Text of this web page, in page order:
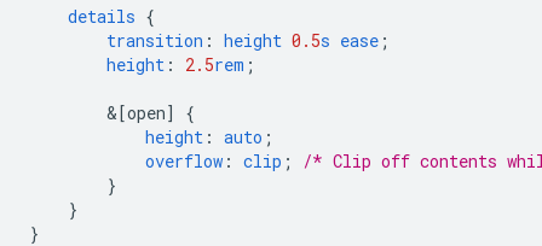
details {
transition : height 0.5s ease ;
height : 2.5rem ;
&[open]
{
height : auto ;
overflow : clip ;
/* Clip off contents
}
}
}